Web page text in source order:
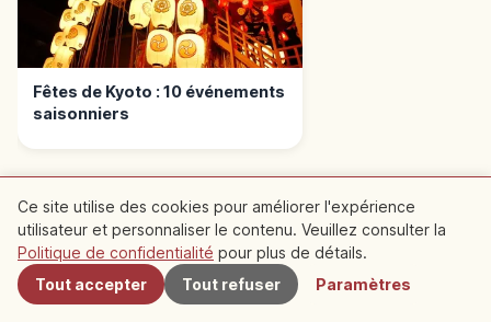
Fêtes de Kyoto : 10 événements
saisonniers
Spots recommandés à
À proximité
Ce site utilise des cookies pour améliorer l'expérience
utilisateur et personnaliser le contenu. Veuillez consulter la
Politique de confidentialité pour plus de détails.
Tout accepter
Tout refuser Paramètres